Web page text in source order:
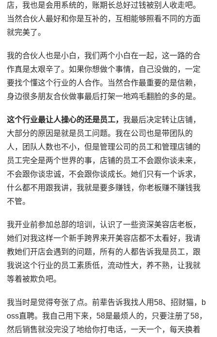
店，我也是会用系统的，账期长总好过钱被别人收走吧。
当然合伙人最好和你是互补的，互相能够照看不同的方面
就完美了。
我的合伙人也是小白，我们两个小白在一起，这一路的合
作真是太艰辛了。如果你想做个事情，自己没做的，一定
要找个懂这个行业的人合作。当然合作最重要的是信赖，
身边很多朋友合伙做事最后打架一地鸡毛翻脸的多的是。
这个行业最让人操心的还是员工，我最后决定转让店铺，
大部分的原因是就是员工问题。我在公司也是带团队的
人，团队人数也不小，但是管理公司的员工和管理店铺的
员工完全是两个世界的事，店铺的员工不会跟你谈未来，
不会跟你谈忠诚，不会跟你谈成长。她们只有一个诉求，
什么都不用跟我讲，我就是要多赚钱，你老板赚不赚钱我
不管。
我开业前参加总部的培训，认识了一些资深美容店老板，
她们对我这样一个新手跨界来开美容店都不太看好，我请
教她们开店会遇到的问题，所有的人都告诉我是员工，跟
我说这个行业的员工素质低，流动性大，养不熟，让我就
等着被欺负吧。
我当时是觉得夸张了点。前辈告诉我找人用58、招财猫，b
oss直聘。我自己用下来，58是最烦人的，只要注册了58，
然后销售就没完没了地给你打电话，一天一个，每天换着